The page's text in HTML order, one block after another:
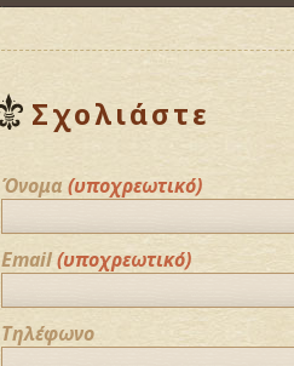
Σχολιάστε
Όνομα (υποχρεωτικό)
Email(υποχρεωτικό)
Τηλέφωνο